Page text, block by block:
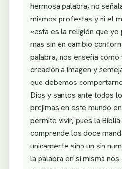
hermosa palabra, no
mismos profestas y ni el
«esta es la religión que
mas sin en cambio
palabra, nos enseña como
creación a imagen y
que debemos
Dios y santos ante todos
projimas en este mundo
permite vivir, pues la Biblia
comprende los doce
unicamente sino un sin
la palabra en si misma